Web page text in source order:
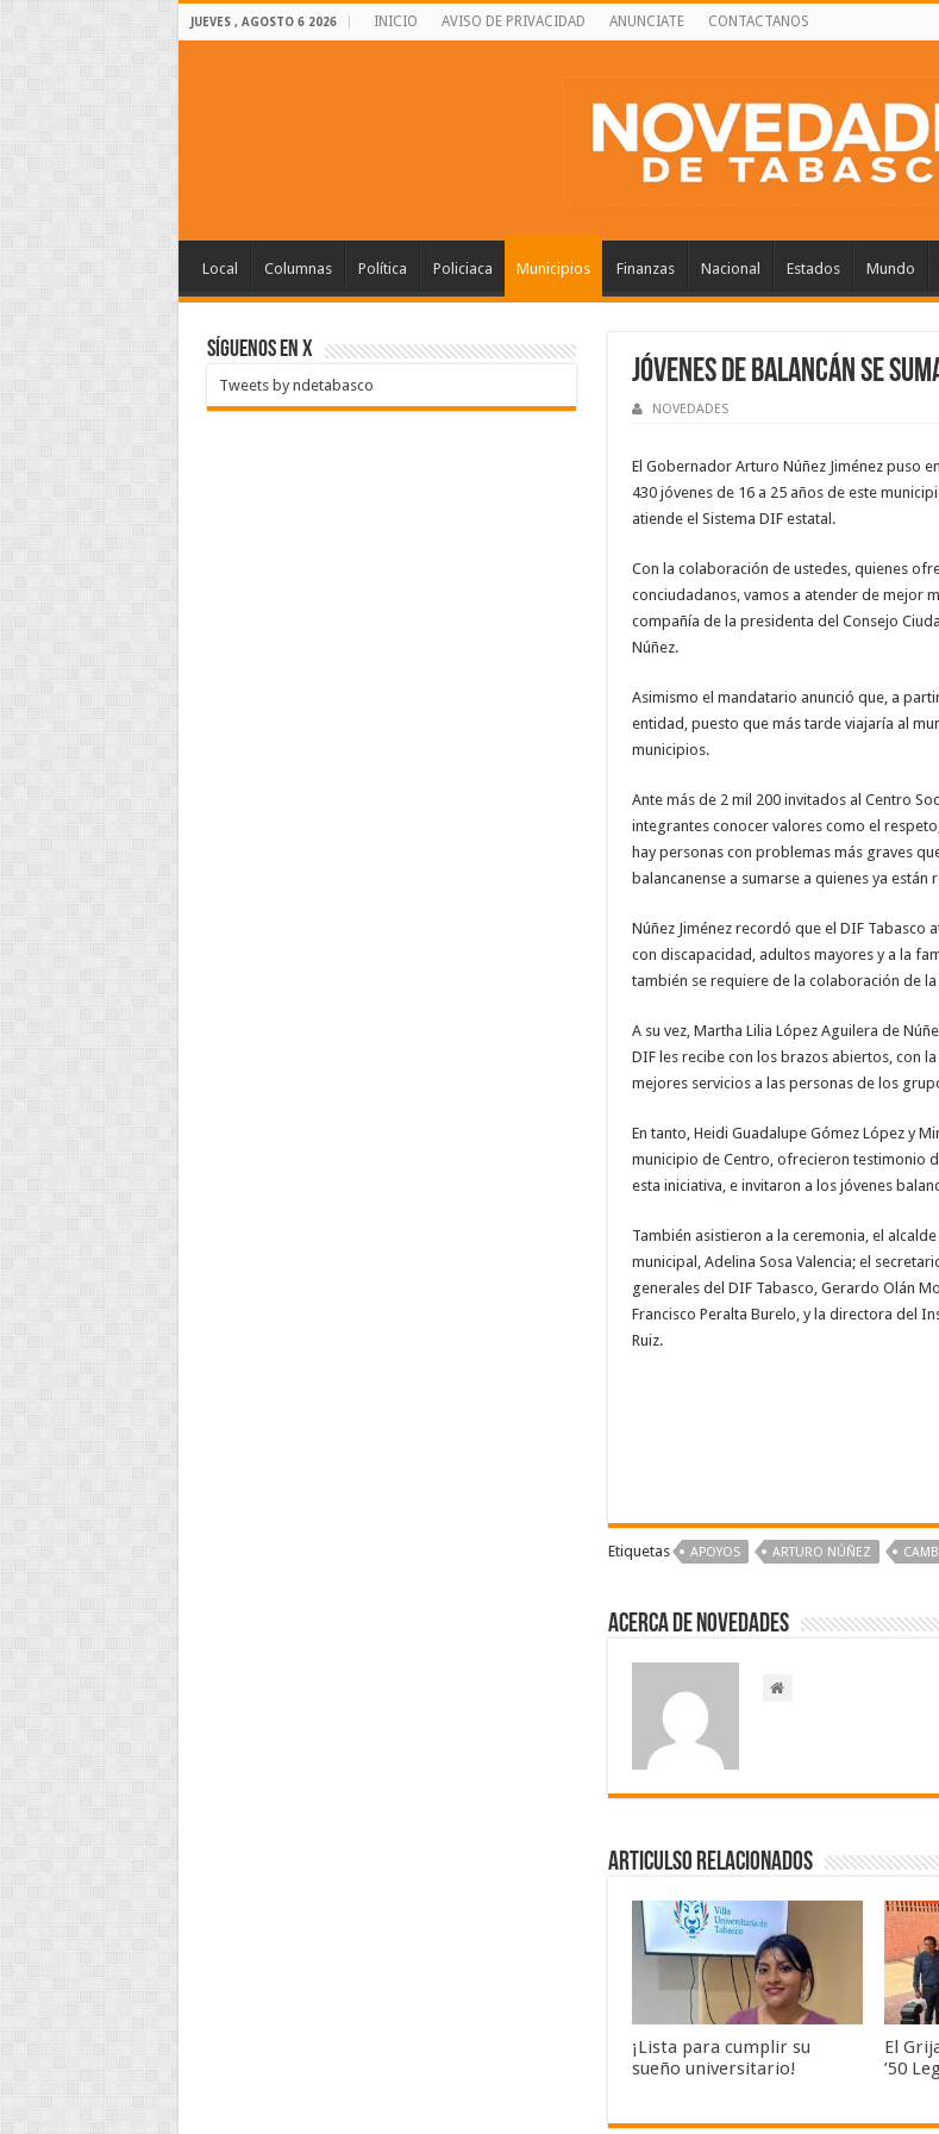
JUEVES , AGOSTO 6 2026 INICIO AVISO DE PRIVACIDAD ANUNCIATE CONTACTANOS
Local Columnas Política Policiaca Municipios Finanzas Nacional Estados Mundo
Jóvenes de Balancán se
NOVEDADES
El Gobernador Arturo Núñez Jiménez puso
430 jóvenes de 16 a 25 años de este
atiende el Sistema DIF estatal.
Con la colaboración de ustedes, quienes
conciudadanos, vamos a atender de mejor
compañía de la presidenta del Consejo
Núñez.
Asimismo el mandatario anunció que, a
entidad, puesto que más tarde viajaría al
municipios.
Ante más de 2 mil 200 invitados al Centro
integrantes conocer valores como el
hay personas con problemas más graves
balancanense a sumarse a quienes ya están
Núñez Jiménez recordó que el DIF Tabasco
con discapacidad, adultos mayores y a la
también se requiere de la colaboración de
A su vez, Martha Lilia López Aguilera de
DIF les recibe con los brazos abiertos, con
mejores servicios a las personas de los
En tanto, Heidi Guadalupe Gómez López y
municipio de Centro, ofrecieron testimonio
esta iniciativa, e invitaron a los jóvenes
También asistieron a la ceremonia, el
municipal, Adelina Sosa Valencia; el
generales del DIF Tabasco, Gerardo Olán
Francisco Peralta Burelo, y la directora del
Ruiz.
Etiquetas APOYOS ARTURO NÚÑEZ
Acerca de NOVEDADES
Articulso Relacionados
¡Lista para cumplir su
sueño universitario!
El
’50
SÍGUENOS EN X
Tweets by ndetabasco